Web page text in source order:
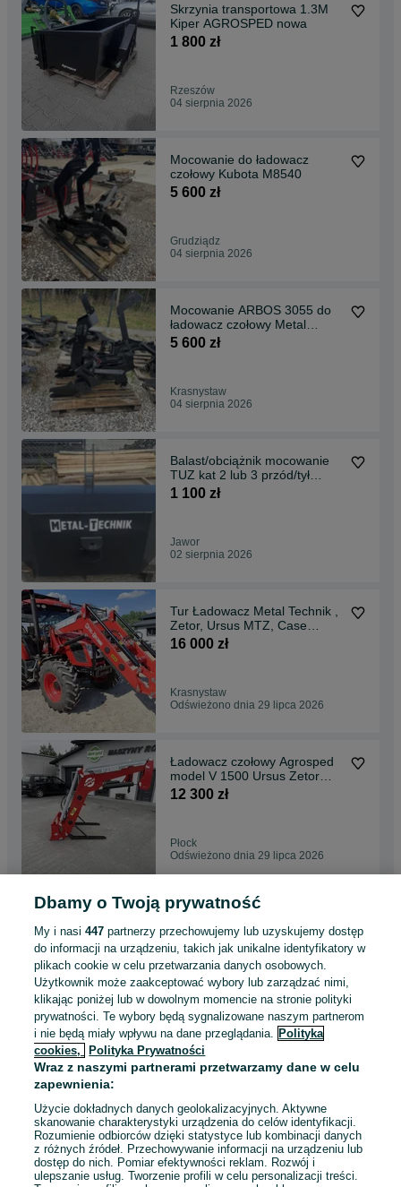
Skrzynia transportowa 1.3M
Kiper AGROSPED nowa
1 800 zł
Rzeszów
04 sierpnia 2026
Mocowanie do ładowacz
czołowy Kubota M8540
5 600 zł
Grudziądz
04 sierpnia 2026
Mocowanie ARBOS 3055 do
ładowacz czołowy Metal
Technik
5 600 zł
Krasnystaw
04 sierpnia 2026
Balast/obciążnik mocowanie
TUZ kat 2 lub 3 przód/tył
Metal Technik
1 100 zł
Jawor
02 sierpnia 2026
Tur Ładowacz Metal Technik ,
Zetor, Ursus MTZ, Case
MONTAŻ, Transport
16 000 zł
Krasnystaw
Odświeżono dnia 29 lipca 2026
Ładowacz czołowy Agrosped
model V 1500 Ursus Zetor
MTZ montaż dostawa
12 300 zł
Płock
Odświeżono dnia 29 lipca 2026
Brona talerzowa 2.0m METAL
TECHNIK 1.6m - 2.5m NOWA
transport
9 600 zł
Krasnystaw
Odświeżono dnia 29 lipca 2026
Brona talerzowa METAL -
TECHNIK 2.5m /3.0m NOWA
Sieradz
Odświeżono dnia 29 lipca 2026
Dbamy o Twoją prywatność
My i nasi447 partnerzy przechowujemy lub uzyskujemy dostęp
do informacji na urządzeniu, takich jak unikalne identyfikatory w
plikach cookie w celu przetwarzania danych osobowych.
Użytkownik może zaakceptować wybory lub zarządzać nimi,
klikając poniżej lub w dowolnym momencie na stronie polityki
prywatności. Te wybory będą sygnalizowane naszym partnerom
i nie będą miały wpływu na dane przeglądania. Polityka
cookies,
Polityka Prywatności
Wraz z naszymi partnerami przetwarzamy dane w celu
zapewnienia:
Użycie dokładnych danych geolokalizacyjnych. Aktywne
skanowanie charakterystyki urządzenia do celów identyfikacji.
Rozumienie odbiorców dzięki statystyce lub kombinacji danych
z różnych źródeł. Przechowywanie informacji na urządzeniu lub
dostęp do nich. Pomiar efektywności reklam. Rozwój i
ulepszanie usług. Tworzenie profili w celu personalizacji treści.